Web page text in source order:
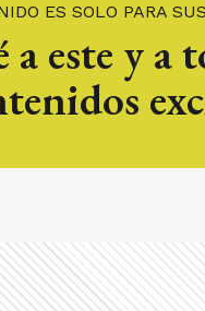
ES SOLO PARA
a este y a